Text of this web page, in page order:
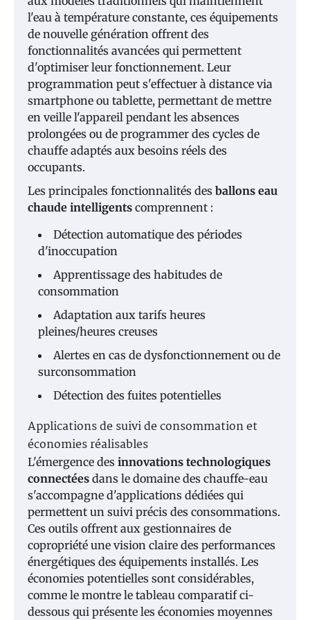
l'eau à température constante, ces équipements
de nouvelle génération offrent des
fonctionnalités avancées qui permettent
d'optimiser leur fonctionnement. Leur
programmation peut s'effectuer à distance via
smartphone ou tablette, permettant de mettre
en veille l'appareil pendant les absences
prolongées ou de programmer des cycles de
chauffe adaptés aux besoins réels des
occupants.
Les principales fonctionnalités des ballons eau
chaude intelligents comprennent :
Détection automatique des périodes
d'inoccupation
Apprentissage des habitudes de
consommation
Adaptation aux tarifs heures
pleines/heures creuses
Alertes en cas de dysfonctionnement ou de
surconsommation
Détection des fuites potentielles
Applications de suivi de consommation et
économies réalisables
L'émergence des innovations technologiques
connectées dans le domaine des chauffe-eau
s'accompagne d'applications dédiées qui
permettent un suivi précis des consommations.
Ces outils offrent aux gestionnaires de
copropriété une vision claire des performances
énergétiques des équipements installés. Les
économies potentielles sont considérables,
comme le montre le tableau comparatif ci-
dessous qui présente les économies moyennes